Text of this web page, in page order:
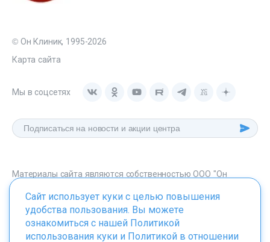
© Он Клиник, 1995-2026
Карта сайта
Мы в соцсетях
Материалы сайта являются собственностью ООО "Он
onclinic.ru запрещено в соответствии со статьей 1259 ГК. РФ.
Сайт использует куки с целью повышения
удобства пользования. Вы можете
ознакомиться с нашей Политикой
использования куки и Политикой в отношении